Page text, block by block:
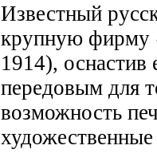
Известный
крупную фирму
1914),
передовым для
возможность